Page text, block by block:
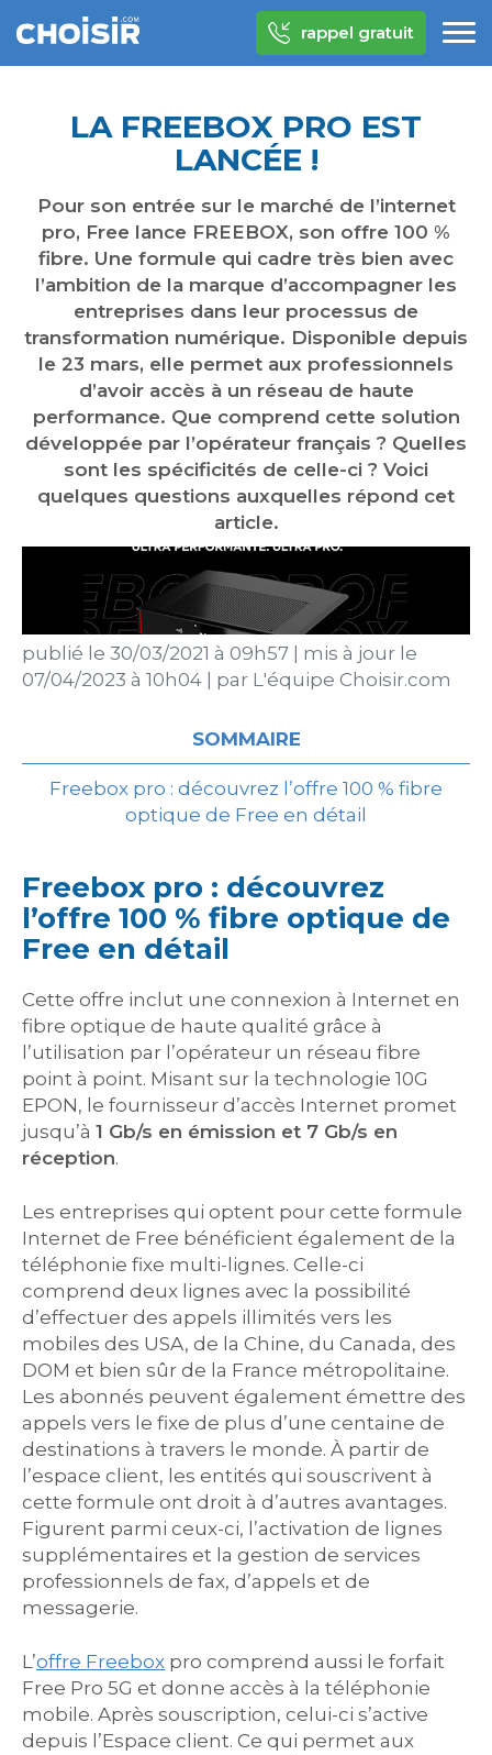
rappel gratuit
LA FREEBOX PRO EST
LANCÉE !
Pour son entrée sur le marché de l’internet
pro, Free lance FREEBOX, son offre 100 %
fibre. Une formule qui cadre très bien avec
l’ambition de la marque d’accompagner les
entreprises dans leur processus de
transformation numérique. Disponible depuis
le 23 mars, elle permet aux professionnels
d’avoir accès à un réseau de haute
performance. Que comprend cette solution
développée par l’opérateur français ? Quelles
sont les spécificités de celle-ci ? Voici
quelques questions auxquelles répond cet
article.
publié le 30/03/2021 à 09h57
mis à jour le
07/04/2023 à 10h04
par L'équipe Choisir.com
SOMMAIRE
Freebox pro : découvrez l’offre 100 % fibre
optique de Free en détail
Freebox pro : découvrez
l’offre 100 % fibre optique de
Free en détail
Cette offre inclut une connexion à Internet en
fibre optique de haute qualité grâce à
l’utilisation par l’opérateur un réseau fibre
point à point. Misant sur la technologie 10G
EPON, le fournisseur d’accès Internet promet
jusqu’à 1 Gb/s en émission et 7 Gb/s en
réception.
Les entreprises qui optent pour cette formule
Internet de Free bénéficient également de la
téléphonie fixe multi-lignes. Celle-ci
comprend deux lignes avec la possibilité
d’effectuer des appels illimités vers les
mobiles des USA, de la Chine, du Canada, des
DOM et bien sûr de la France métropolitaine.
Les abonnés peuvent également émettre des
appels vers le fixe de plus d’une centaine de
destinations à travers le monde. À partir de
l’espace client, les entités qui souscrivent à
cette formule ont droit à d’autres avantages.
Figurent parmi ceux-ci, l’activation de lignes
supplémentaires et la gestion de services
professionnels de fax, d’appels et de
messagerie.
L’offre Freebox pro comprend aussi le forfait
Free Pro 5G et donne accès à la téléphonie
mobile. Après souscription, celui-ci s’active
depuis l’Espace client. Ce qui permet aux